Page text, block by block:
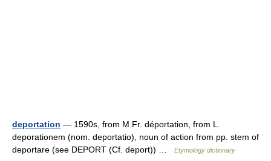
deportation — 1590s, from M.Fr. déportation, from L.
deporationem (nom. deportatio), noun of action from pp. stem of
deportare (see DEPORT (Cf. deport)) …
Etymology dictionary